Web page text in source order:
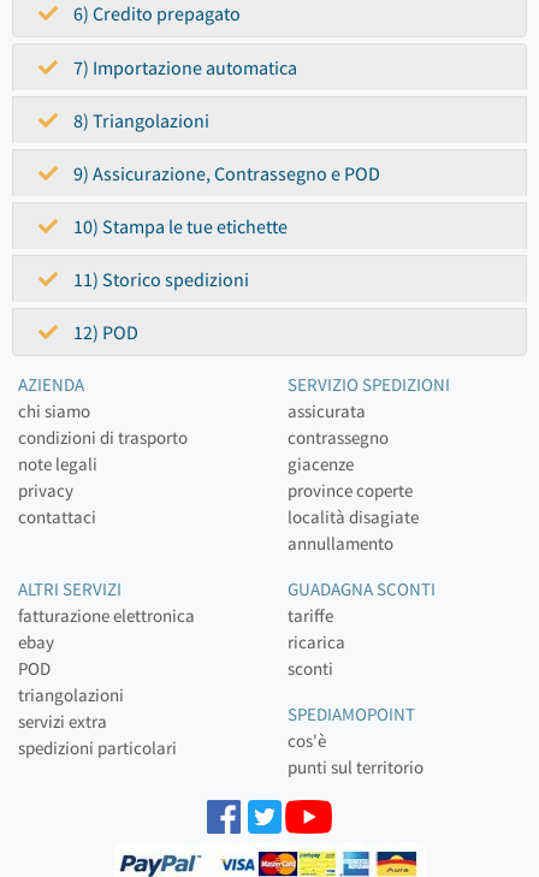
6) Credito prepagato
7) Importazione automatica
8) Triangolazioni
9) Assicurazione, Contrassegno e POD
10) Stampa le tue etichette
11) Storico spedizioni
12) POD
AZIENDA
chi siamo
condizioni di trasporto
note legali
privacy
contattaci
SERVIZIO SPEDIZIONI
assicurata
contrassegno
giacenze
province coperte
località disagiate
annullamento
ALTRI SERVIZI
fatturazione elettronica
ebay
POD
triangolazioni
servizi extra
spedizioni particolari
GUADAGNA SCONTI
tariffe
ricarica
sconti
SPEDIAMOPOINT
cos'è
punti sul territorio